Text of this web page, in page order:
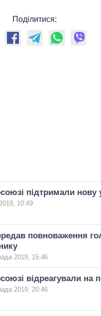
Поділитися:
підтримали нову
10:49
повноваження
2019, 15:46
відреагували на
2019, 20:46